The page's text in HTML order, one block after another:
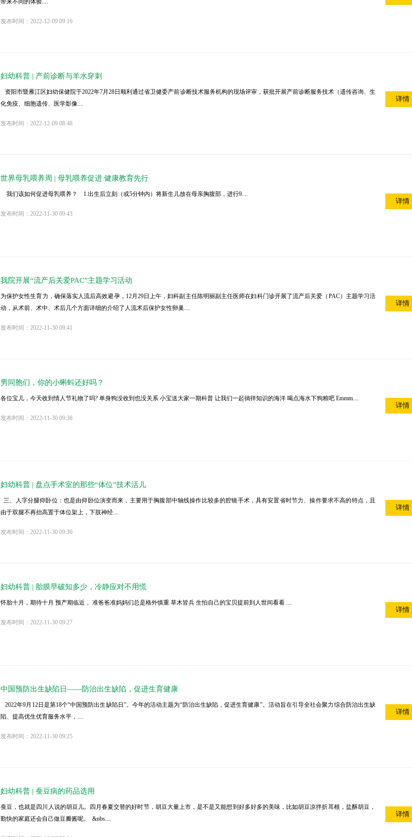
带来不同的体验....
发布时间：2022-12-09 09:16
详情
妇幼科普 | 产前诊断与羊水穿刺
资阳市暨雁江区妇幼保健院于2022年7月28日顺利通过省卫健委产前诊断技术服务机构的现场评审，获批开展产前诊断服务技术（遗传咨询、生
化免疫、细胞遗传、医学影像....
发布时间：2022-12-09 08:48
详情
世界母乳喂养周 | 母乳喂养促进 健康教育先行
我们该如何促进母乳喂养？ 1.出生后立刻（或5分钟内）将新生儿放在母亲胸腹部，进行9....
发布时间：2022-11-30 09:43
详情
我院开展“流产后关爱PAC”主题学习活动
为保护女性生育力，确保落实人流后高效避孕，12月29日上午，妇科副主任陈明丽副主任医师在妇科门诊开展了流产后关爱（PAC）主题学习活
动，从术前、术中、术后几个方面详细的介绍了人流术后保护女性卵巢....
发布时间：2022-11-30 09:41
详情
男同胞们，你的小蝌蚪还好吗？
各位宝儿，今天收到情人节礼物了吗? 单身狗没收到也没关系 小宝送大家一期科普 让我们一起徜徉知识的海洋 喝点海水下狗粮吧 Emmm....
发布时间：2022-11-30 09:38
详情
妇幼科普 | 盘点手术室的那些“体位”技术活儿
三、人字分腿仰卧位：也是由仰卧位演变而来，主要用于胸腹部中轴线操作比较多的腔镜手术，具有安置省时节力、操作要求不高的特点，且
由于双腿不再抬高置于体位架上，下肢神经....
发布时间：2022-11-30 09:30
详情
妇幼科普 | 胎膜早破知多少，冷静应对不用慌
怀胎十月，期待十月 预产期临近， 准爸爸准妈妈们总是格外慎重 草木皆兵 生怕自己的宝贝提前到人世间看看 ....
发布时间：2022-11-30 09:27
详情
中国预防出生缺陷日——防治出生缺陷，促进生育健康
2022年9月12日是第18个“中国预防出生缺陷日”。今年的活动主题为“防治出生缺陷，促进生育健康”。活动旨在引导全社会聚力综合防治出生缺
陷、提高优生优育服务水平，....
发布时间：2022-11-30 09:25
详情
妇幼科普 | 蚕豆病的药品选用
蚕豆，也就是四川人说的胡豆儿。四月春夏交替的好时节，胡豆大量上市，是不是又能想到好多好多的美味，比如胡豆凉拌折耳根，盐酥胡豆，
勤快的家庭还会自己做豆瓣酱呢。 &nbs....